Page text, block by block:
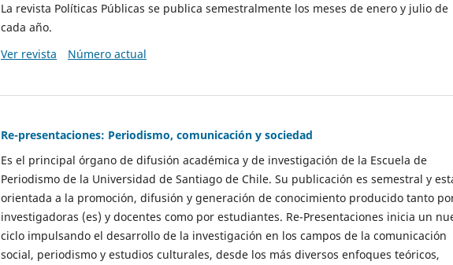
La revista Políticas Públicas se publica semestralmente los meses de enero y julio de
cada año.
Ver revista
Número actual
Re-presentaciones: Periodismo, comunicación y sociedad
Es el principal órgano de difusión académica y de investigación de la Escuela de
Periodismo de la Universidad de Santiago de Chile. Su publicación es semestral y
orientada a la promoción, difusión y generación de conocimiento producido tanto
investigadoras (es) y docentes como por estudiantes. Re-Presentaciones inicia un
ciclo impulsando el desarrollo de la investigación en los campos de la comunicación
social, periodismo y estudios culturales, desde los más diversos enfoques teóricos,